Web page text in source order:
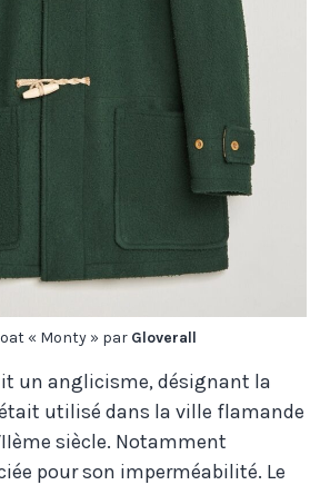
« Monty » par Gloverall
un anglicisme, désignant la
utilisé dans la ville flamande
siècle. Notamment
pour son imperméabilité. Le